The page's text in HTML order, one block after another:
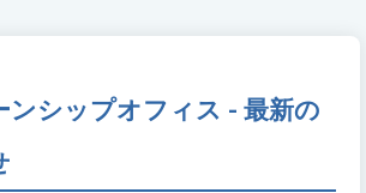
ンシップオフィス - 最新の